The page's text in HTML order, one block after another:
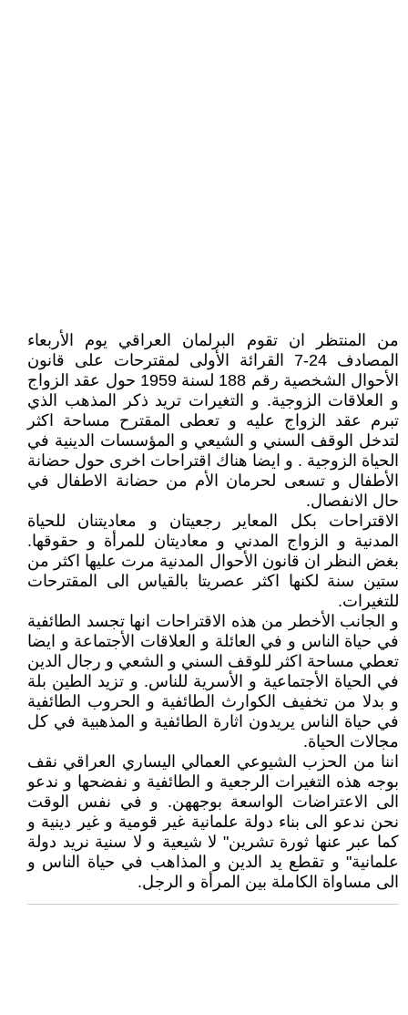
من المنتظر ان تقوم البرلمان العراقي يوم الأربعاء
المصادف 24-7 القرائة الأولى لمقترحات على قانون
الأحوال الشخصية رقم 188 لسنة 1959 حول عقد الزواج
و العلاقات الزوجية. و التغيرات تريد ذكر المذهب الذي
تبرم عقد الزواج عليه و تعطى المقترح مساحة اكثر
لتدخل الوقف السني و الشيعي و المؤسسات الدينية في
الحياة الزوجية . و ايضا هناك اقتراحات اخرى حول حضانة
الأطفال و تسعى لحرمان الأم من حضانة الاطفال في
حال الانفصال.
الاقتراحات بكل المعاير رجعيتان و معاديتنان للحياة
المدنية و الزواج المدني و معاديتان للمرأة و حقوقها.
بغض النظر ان قانون الأحوال المدنية مرت عليها اكثر من
ستين سنة لكنها اكثر عصريتا بالقياس الى المقترحات
للتغيرات.
و الجانب الأخطر من هذه الاقتراحات انها تجسد الطائفية
في حياة الناس و في العائلة و العلاقات الأجتماعة و ايضا
تعطي مساحة اكثر للوقف السني و الشعي و رجال الدين
في الحياة الأجتماعية و الأسرية للناس. و تزيد الطين بلة
و بدلا من تخفيف الكوارث الطائفية و الحروب الطائفية
في حياة الناس يريدون اثارة الطائفية و المذهبية في كل
مجالات الحياة.
اننا من الحزب الشيوعي العمالي اليساري العراقي نقف
بوجه هذه التغيرات الرجعية و الطائفية و نفضحها و ندعو
الى الاعتراضات الواسعة بوجههن. و في نفس الوقت
نحن ندعو الى بناء دولة علمانية غير قومية و غير دينية و
كما عبر عنها ثورة تشرين" لا شيعية و لا سنية نريد دولة
علمانية" و تقطع يد الدين و المذاهب في حياة الناس و
الى مساواة الكاملة بين المرأة و الرجل.